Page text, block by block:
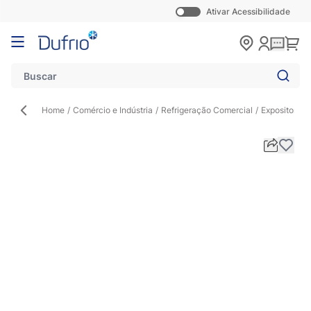
Ativar Acessibilidade
Pular para o conteúdo
Home / Comércio e Indústria / Refrigeração Comercial / Expositor